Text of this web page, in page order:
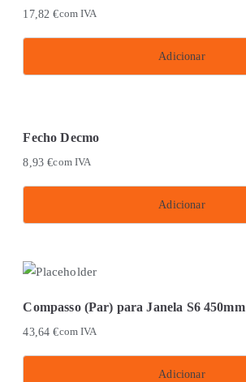
page
chosen
on
page
17,82€com IVA
Adicionar
Fecho Decmo
8,93€com IVA
Adicionar
Compasso (Par) para Janela S6 450mm
43,64€com IVA
Adicionar